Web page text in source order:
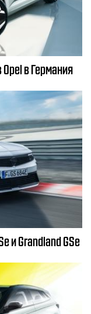
в Германия
и Grandland GSe